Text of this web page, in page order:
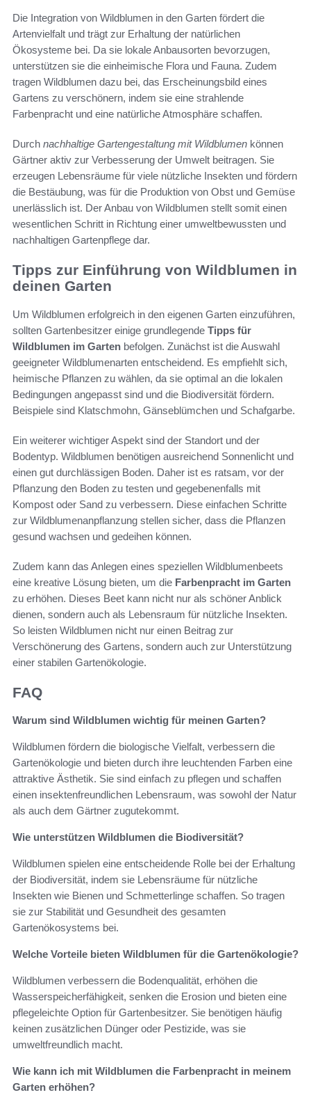
Die Integration von Wildblumen in den Garten fördert die
Artenvielfalt und trägt zur Erhaltung der natürlichen
Ökosysteme bei. Da sie lokale Anbausorten bevorzugen,
unterstützen sie die einheimische Flora und Fauna. Zudem
tragen Wildblumen dazu bei, das Erscheinungsbild eines
Gartens zu verschönern, indem sie eine strahlende
Farbenpracht und eine natürliche Atmosphäre schaffen.
Durch nachhaltige Gartengestaltung mit Wildblumen können
Gärtner aktiv zur Verbesserung der Umwelt beitragen. Sie
erzeugen Lebensräume für viele nützliche Insekten und fördern
die Bestäubung, was für die Produktion von Obst und Gemüse
unerlässlich ist. Der Anbau von Wildblumen stellt somit einen
wesentlichen Schritt in Richtung einer umweltbewussten und
nachhaltigen Gartenpflege dar.
Tipps zur Einführung von Wildblumen in
deinen Garten
Um Wildblumen erfolgreich in den eigenen Garten einzuführen,
sollten Gartenbesitzer einige grundlegende Tipps für
Wildblumen im Garten befolgen. Zunächst ist die Auswahl
geeigneter Wildblumenarten entscheidend. Es empfiehlt sich,
heimische Pflanzen zu wählen, da sie optimal an die lokalen
Bedingungen angepasst sind und die Biodiversität fördern.
Beispiele sind Klatschmohn, Gänseblümchen und Schafgarbe.
Ein weiterer wichtiger Aspekt sind der Standort und der
Bodentyp. Wildblumen benötigen ausreichend Sonnenlicht und
einen gut durchlässigen Boden. Daher ist es ratsam, vor der
Pflanzung den Boden zu testen und gegebenenfalls mit
Kompost oder Sand zu verbessern. Diese einfachen Schritte
zur Wildblumenanpflanzung stellen sicher, dass die Pflanzen
gesund wachsen und gedeihen können.
Zudem kann das Anlegen eines speziellen Wildblumenbeets
eine kreative Lösung bieten, um die Farbenpracht im Garten
zu erhöhen. Dieses Beet kann nicht nur als schöner Anblick
dienen, sondern auch als Lebensraum für nützliche Insekten.
So leisten Wildblumen nicht nur einen Beitrag zur
Verschönerung des Gartens, sondern auch zur Unterstützung
einer stabilen Gartenökologie.
FAQ
Warum sind Wildblumen wichtig für meinen Garten?
Wildblumen fördern die biologische Vielfalt, verbessern die
Gartenökologie und bieten durch ihre leuchtenden Farben eine
attraktive Ästhetik. Sie sind einfach zu pflegen und schaffen
einen insektenfreundlichen Lebensraum, was sowohl der Natur
als auch dem Gärtner zugutekommt.
Wie unterstützen Wildblumen die Biodiversität?
Wildblumen spielen eine entscheidende Rolle bei der Erhaltung
der Biodiversität, indem sie Lebensräume für nützliche
Insekten wie Bienen und Schmetterlinge schaffen. So tragen
sie zur Stabilität und Gesundheit des gesamten
Gartenökosystems bei.
Welche Vorteile bieten Wildblumen für die Gartenökologie?
Wildblumen verbessern die Bodenqualität, erhöhen die
Wasserspeicherfähigkeit, senken die Erosion und bieten eine
pflegeleichte Option für Gartenbesitzer. Sie benötigen häufig
keinen zusätzlichen Dünger oder Pestizide, was sie
umweltfreundlich macht.
Wie kann ich mit Wildblumen die Farbenpracht in meinem
Garten erhöhen?